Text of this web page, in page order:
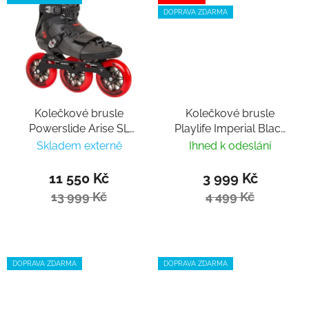
Kolečkové brusle
Powerslide Arise SL
Black Trinity
Skladem externě
11 550 Kč
13 999 Kč
DOPRAVA ZDARMA
Kolečkové brusle
Playlife Imperial Black
White 110
Ihned k odeslání
3 999 Kč
4 499 Kč
DOPRAVA ZDARMA DOPRAVA ZDARMA